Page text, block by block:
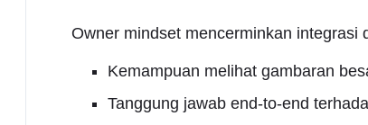
Owner mindset mencerminkan integrasi
Kemampuan melihat gambaran
Tanggung jawab end-to-end